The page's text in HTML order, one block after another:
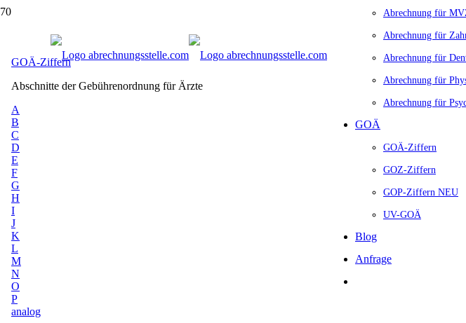
Abrechnung für
Abrechnung für
Abrechnung für
Abrechnung für
Abrechnung für
GOÄ
GOÄ-Ziffern
GOZ-Ziffern
GOP-Ziffern NEU
UV-GOÄ
Blog
Anfrage
GOÄ Ziffern: Online-Verzeichnis der Gebührenordnung für
GOÄ-Ziffern
Abschnitte der Gebührenordnung für Ärzte
A
B
C
D
E
F
G
H
I
J
K
L
M
N
O
P
analog